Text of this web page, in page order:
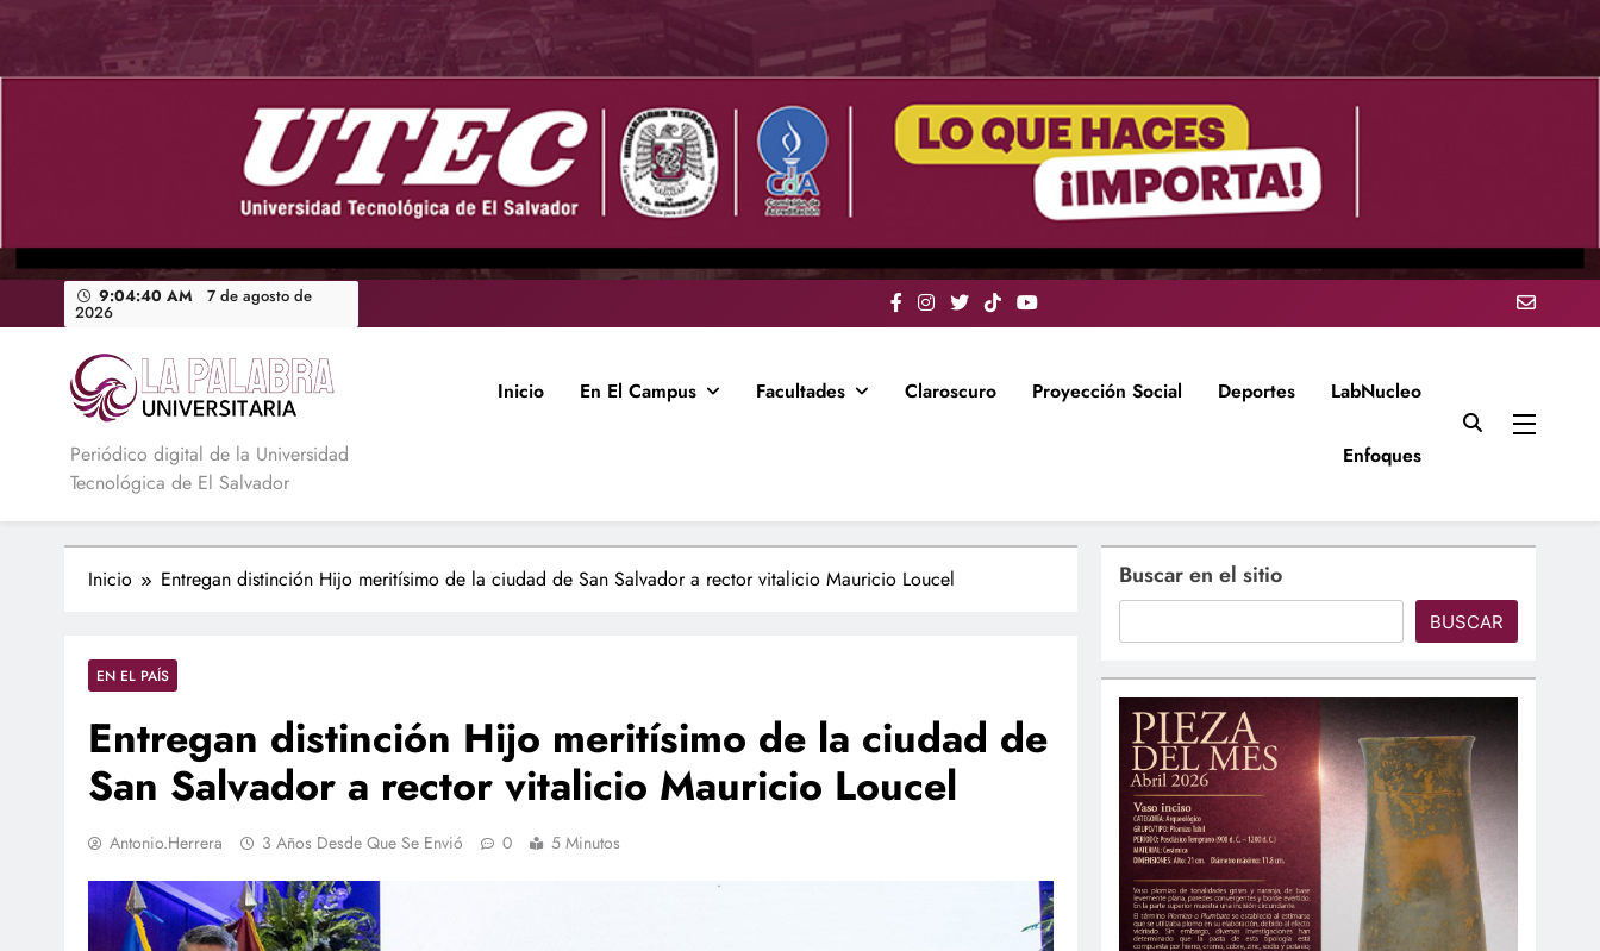
contenido
9:04:41 AM 7 de agosto de
2026
La Palabra Universitaria
Periódico digital de la Universidad
Tecnológica de El Salvador
Inicio En El Campus Facultades Claroscuro Proyección Social Deportes LabNucleo
Enfoques
Inicio Entregan distinción Hijo meritísimo de la ciudad de San Salvador a rector vitalicio Mauricio Loucel
EN EL PAÍS
Entregan distinción Hijo meritísimo de la ciudad de
San Salvador a rector vitalicio Mauricio Loucel
Antonio.herrera 3 Años Desde Que Se Envió 0 5 Minutos
Buscar en el sitio
BUSCAR